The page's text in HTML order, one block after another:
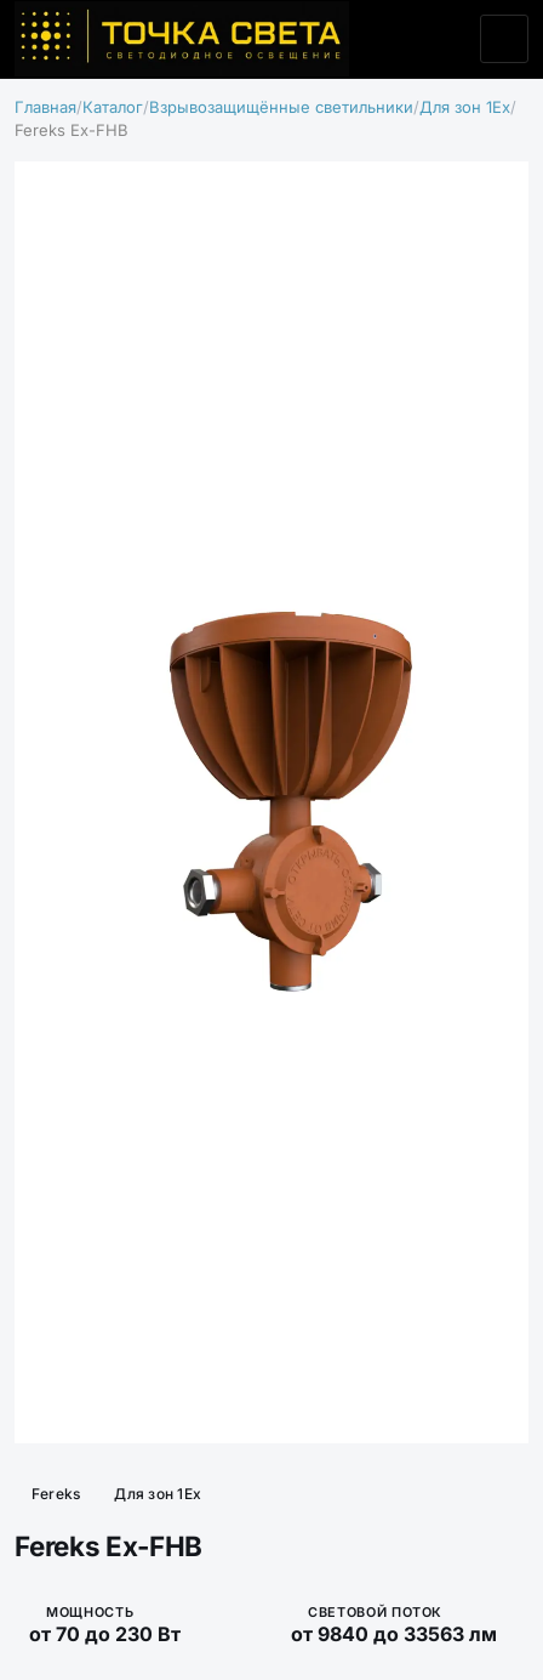
Главная Каталог Взрывозащищённые светильники Для зон 1Ex
Fereks Ex-FHB
Fereks Для зон 1Ex
Fereks Ex-FHB
МОЩНОСТЬ
от 70 до 230 Вт
СВЕТОВОЙ ПОТОК
от 9840 до 33563 лм